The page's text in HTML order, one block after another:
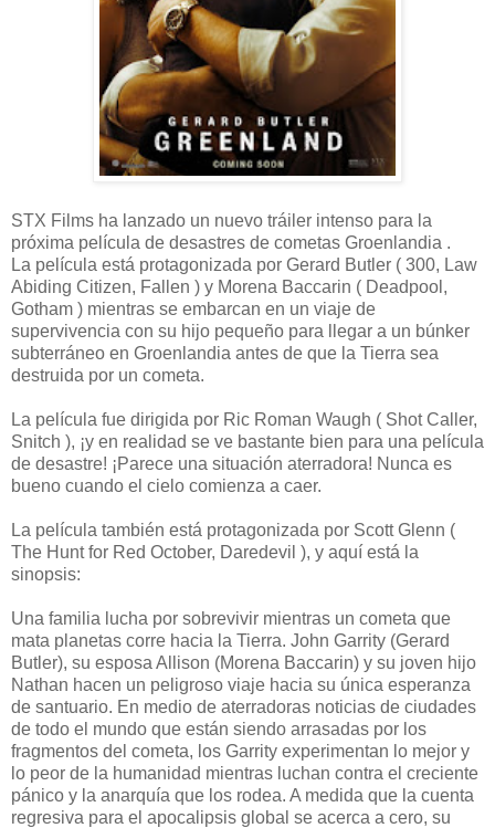
STX Films ha lanzado un nuevo tráiler intenso para la
próxima película de desastres de cometas Groenlandia .
La película está protagonizada por Gerard Butler ( 300, Law
Abiding Citizen, Fallen ) y Morena Baccarin ( Deadpool,
Gotham ) mientras se embarcan en un viaje de
supervivencia con su hijo pequeño para llegar a un búnker
subterráneo en Groenlandia antes de que la Tierra sea
destruida por un cometa.
La película fue dirigida por Ric Roman Waugh ( Shot Caller,
Snitch ), ¡y en realidad se ve bastante bien para una película
de desastre! ¡Parece una situación aterradora! Nunca es
bueno cuando el cielo comienza a caer.
La película también está protagonizada por Scott Glenn (
The Hunt for Red October, Daredevil ), y aquí está la
sinopsis:
Una familia lucha por sobrevivir mientras un cometa que
mata planetas corre hacia la Tierra. John Garrity (Gerard
Butler), su esposa Allison (Morena Baccarin) y su joven hijo
Nathan hacen un peligroso viaje hacia su única esperanza
de santuario. En medio de aterradoras noticias de ciudades
de todo el mundo que están siendo arrasadas por los
fragmentos del cometa, los Garrity experimentan lo mejor y
lo peor de la humanidad mientras luchan contra el creciente
pánico y la anarquía que los rodea. A medida que la cuenta
regresiva para el apocalipsis global se acerca a cero, su